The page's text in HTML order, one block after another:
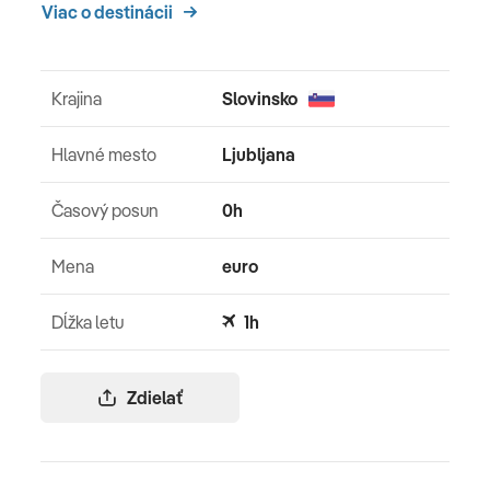
Viac o destinácii
Zdielať
Krajina Slovinsko
Hlavné mesto Ljubljana
Časový posun 0h
Mena euro
Dĺžka letu 1h